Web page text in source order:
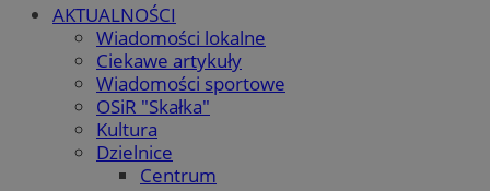
AKTUALNOŚCI
Wiadomości lokalne
Ciekawe artykuły
Wiadomości sportowe
OSiR "Skałka"
Kultura
Dzielnice
Centrum